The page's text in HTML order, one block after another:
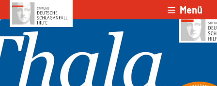
Zum Inhalt springen Menü